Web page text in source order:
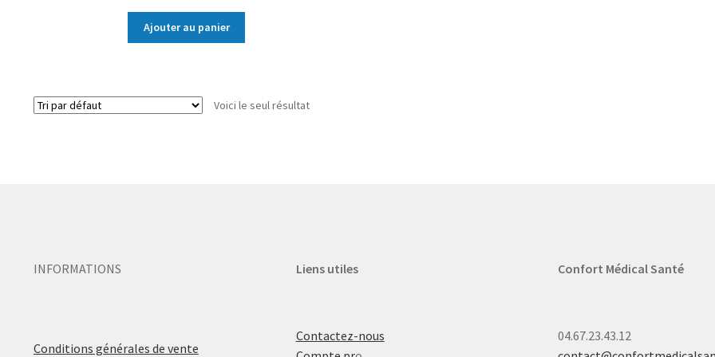
Ajouter au panier
Voici le seul résultat
INFORMATIONS
Conditions générales de vente
Liens utiles
Contactez-nous
Confort Médical Santé
04.67.23.43.12